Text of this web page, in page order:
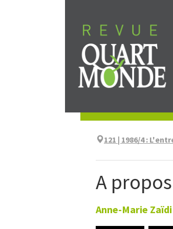
content
121 | 1986/4:
A
Anne-Marie Zaïdi